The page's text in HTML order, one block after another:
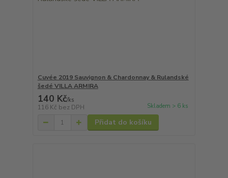
Cuvée 2019 Sauvignon & Chardonnay & Rulandské
šedé VILLA ARMIRA
140 Kč/ks
116 Kč bez DPH Skladem > 6 ks
Přidat do košíku